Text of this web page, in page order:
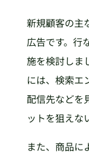
新規顧客の主
広告です。行
施を検討しま
には、検索エ
配信先などを
ットを狙えな
また、商品に